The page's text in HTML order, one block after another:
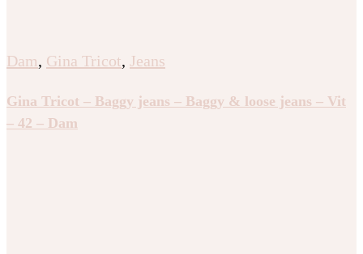
Dam, Gina Tricot, Jeans
Gina Tricot – Baggy jeans – Baggy & loose jeans – Vit
– 42 – Dam